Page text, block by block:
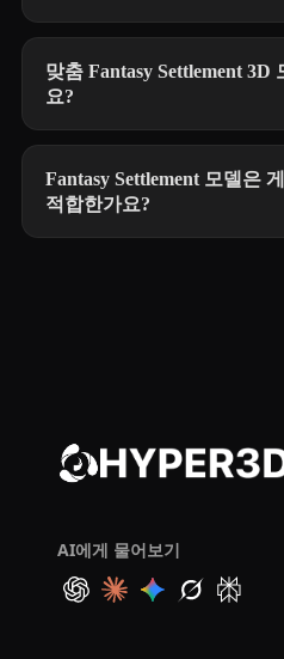
맞춤 Fantasy Settlement 3D
요?
Fantasy Settlement 모델은
적합한가요?
AI에게 물어보기